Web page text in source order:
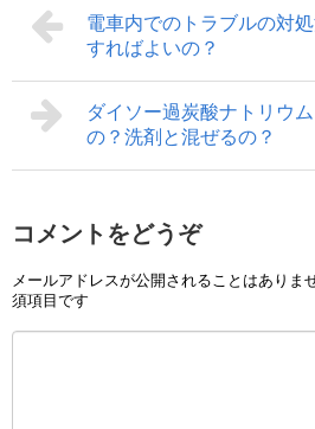
電車内でのトラブルの対
すればよいの？
ダイソー過炭酸ナトリウ
の？洗剤と混ぜるの？
コメントをどうぞ
メールアドレスが公開されることはありま
須項目です